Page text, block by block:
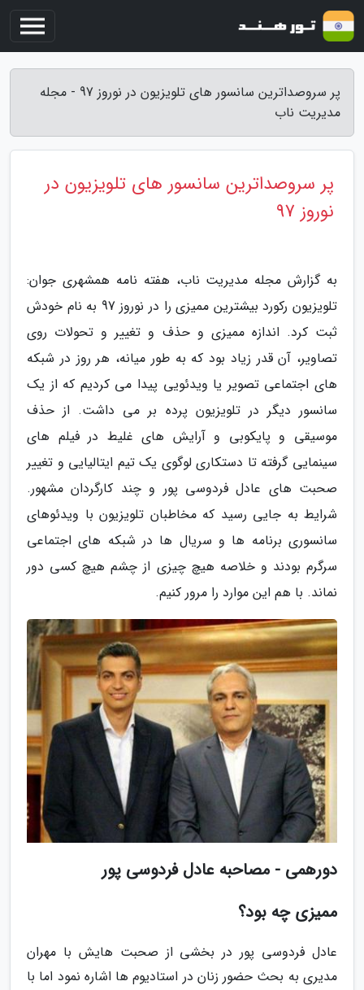
پر سروصداترین سانسور های تلویزیون در نوروز 97 - مجله
مدیریت ناب
پر سروصداترین سانسور های تلویزیون در
نوروز 97
به گزارش مجله مدیریت ناب، هفته نامه همشهری جوان:
تلویزیون رکورد بیشترین ممیزی را در نوروز 97 به نام خودش
ثبت کرد. اندازه ممیزی و حذف و تغییر و تحولات روی
تصاویر، آن قدر زیاد بود که به طور میانه، هر روز در شبکه
های اجتماعی تصویر یا ویدئویی پیدا می کردیم که از یک
سانسور دیگر در تلویزیون پرده بر می داشت. از حذف
موسیقی و پایکوبی و آرایش های غلیط در فیلم های
سینمایی گرفته تا دستکاری لوگوی یک تیم ایتالیایی و تغییر
صحبت های عادل فردوسی پور و چند کارگردان مشهور.
شرایط به جایی رسید که مخاطبان تلویزیون با ویدئوهای
سانسوری برنامه ها و سریال ها در شبکه های اجتماعی
سرگرم بودند و خلاصه هیچ چیزی از چشم هیچ کسی دور
نماند. با هم این موارد را مرور کنیم.
دورهمی - مصاحبه عادل فردوسی پور
ممیزی چه بود؟
عادل فردوسی پور در بخشی از صحبت هایش با مهران
مدیری به بحث حضور زنان در استادیوم ها اشاره نمود اما با